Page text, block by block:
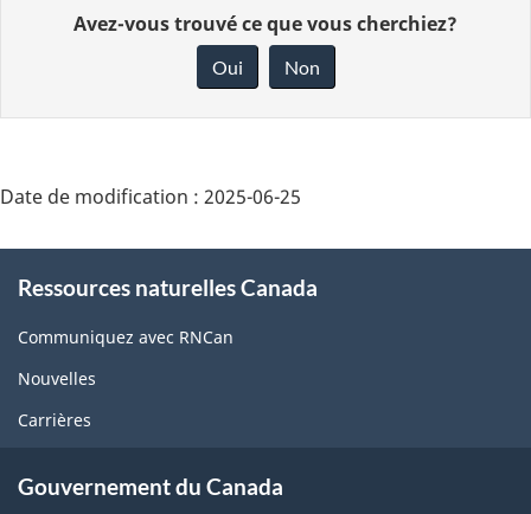
Donnez
votre
cette
Avez-vous trouvé ce que vous cherchiez?
Oui Non
Date de modification : 2025-06-25
this
site
Ressources naturelles Canada
Communiquez avec RNCan
Nouvelles
Carrières
Gouvernement du Canada